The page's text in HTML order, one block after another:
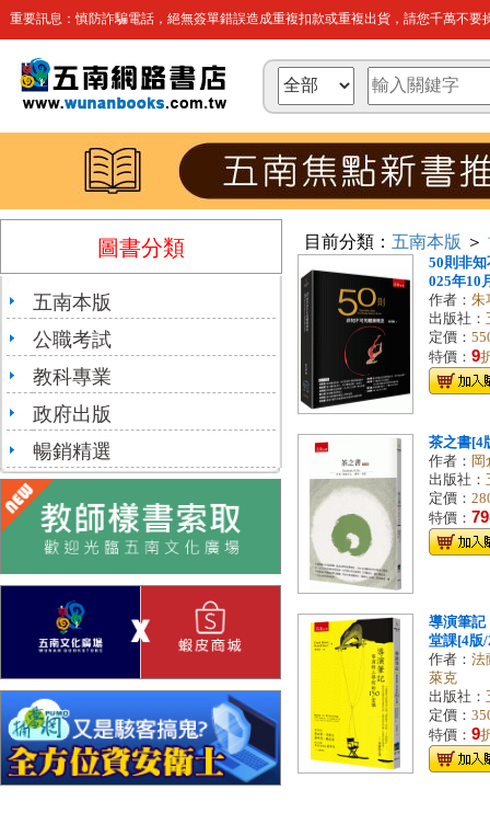
重要訊息：慎防詐騙電話，絕無簽單錯誤造成重複扣款或重複出貨，請您千萬不要
圖書分類
五南本版
公職考試
教科專業
政府出版
暢銷精選
目前分類： 五南本版 ＞
50則非
025年10
作者： 朱
出版社：
定價：
特價： 9
茶之書[4
作者： 岡
出版社：
定價：
特價： 79
導演筆記
堂課[4版/
作者： 法
萊克
出版社：
定價：
特價： 9